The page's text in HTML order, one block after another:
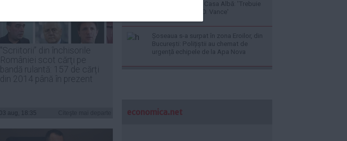
"Scriitorii” din închisorile
României scot cărţi pe
bandă rulantă: 157 de cărți
din 2014 până în prezent
03 aug, 18:35
succesorul său la Casa Albă: 'Trebuie
să îl alegem pe J.D. Vance'
Șoseaua s-a surpat în zona Eroilor, din
București: Polițiștii au chemat de
urgență echipele de la Apa Nova
economica.net